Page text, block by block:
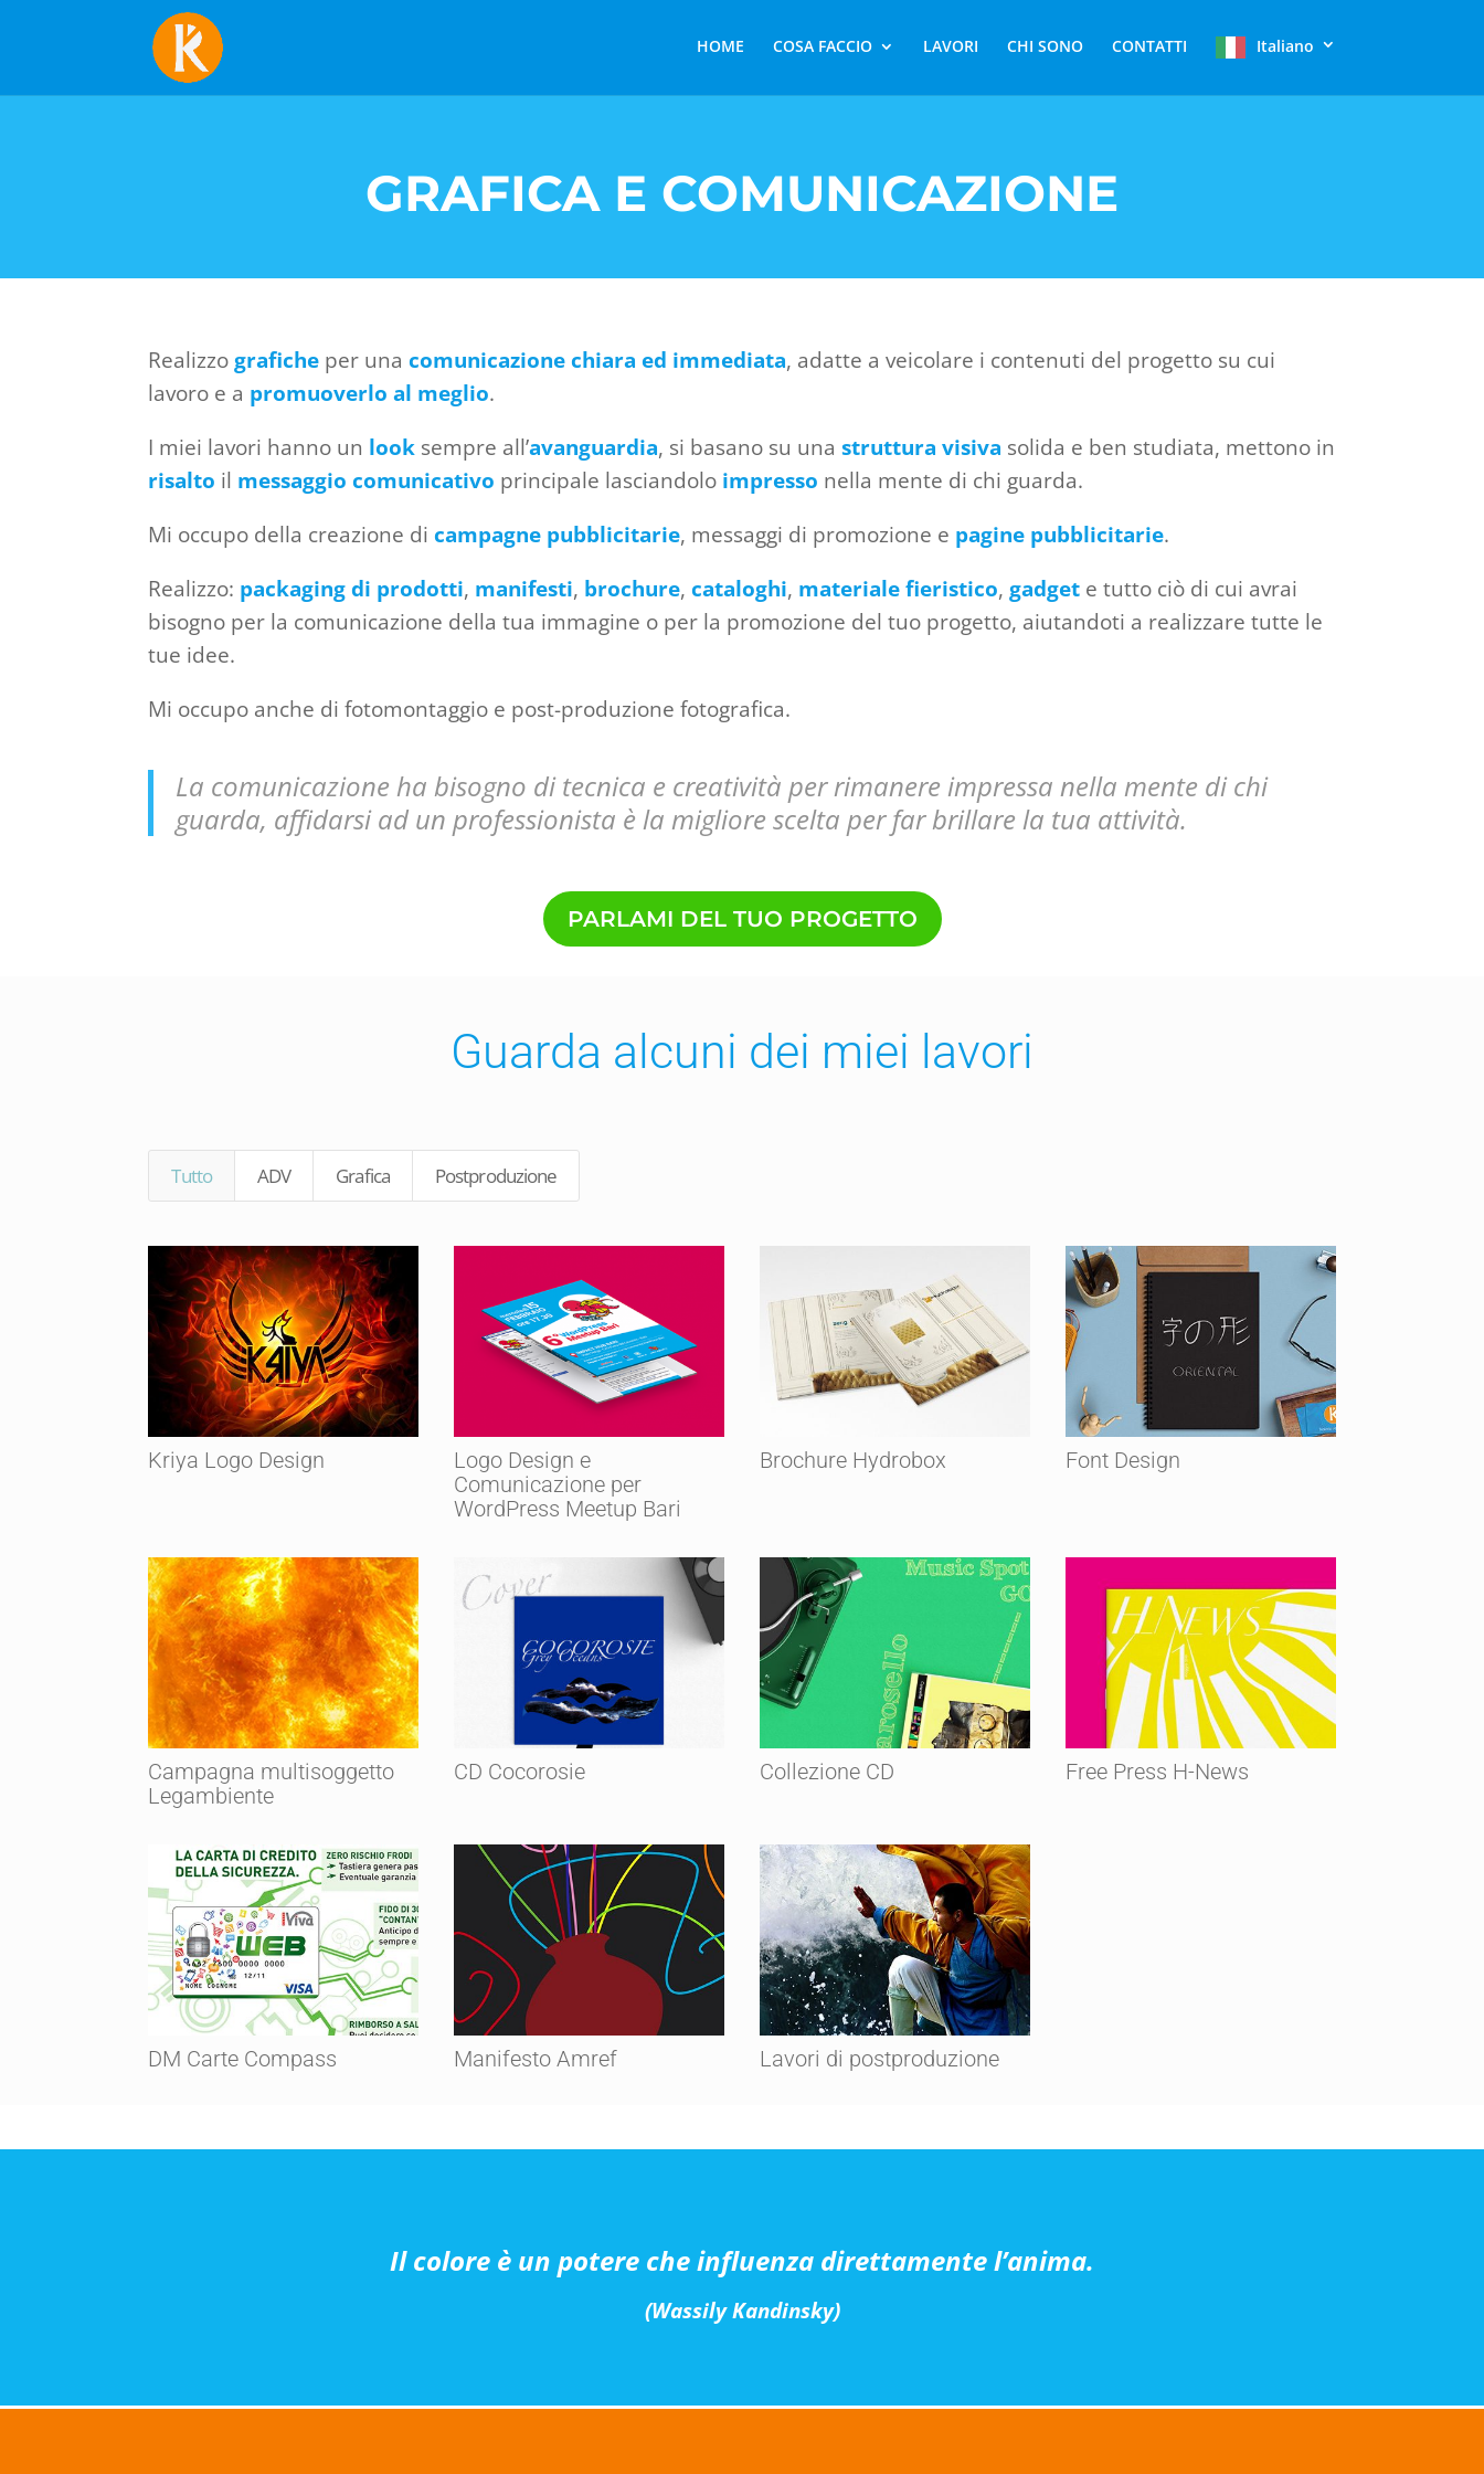
HOME COSA FACCIO LAVORI CHI SONO CONTATTI Italiano
GRAFICA E COMUNICAZIONE
Realizzografiche per unacomunicazione chiara ed immediata, adatte a veicolare i contenuti del progetto su cui
lavoro e a promuoverlo al meglio.
I miei lavori hanno un look sempre all’avanguardia, si basano su unastruttura visiva solida e ben studiata, mettono in
risalto il messaggio comunicativo principale lasciandolo impresso nella mente di chi guarda.
Mi occupo della creazione dicampagne pubblicitarie, messaggi di promozione e pagine pubblicitarie.
Realizzo: packaging di prodotti, manifesti, brochure,cataloghi, materiale fieristico,gadget e tutto ciò di cui avrai
bisogno per la comunicazione della tua immagine o per la promozione del tuo progetto, aiutandoti a realizzare tutte le
tue idee.
Mi occupo anche di fotomontaggio e post-produzione fotografica.
La comunicazione ha bisogno di tecnica e creatività per rimanere impressa nella mente di chi
guarda, affidarsi ad un professionista è la migliore scelta per far brillare la tua attività.
PARLAMI DEL TUO PROGETTO
Guarda alcuni dei miei lavori
Tutto ADV Grafica Postproduzione
Kriya Logo Design
Logo Design e
Comunicazione per
WordPress Meetup Bari
Brochure Hydrobox Font Design
Campagna multisoggetto
Legambiente
CD Cocorosie Collezione CD Free Press H-News
DM Carte Compass Manifesto Amref Lavori di postproduzione
Il colore è un potere che influenza direttamente l’anima.
(Wassily Kandinsky)